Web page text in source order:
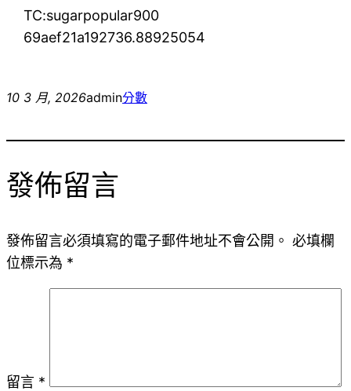
TC:sugarpopular900
69aef21a192736.88925054
10 3 月, 2026admin分數
發佈留言
發佈留言必須填寫的電子郵件地址不會公開。 必填欄
位標示為 *
留言 *